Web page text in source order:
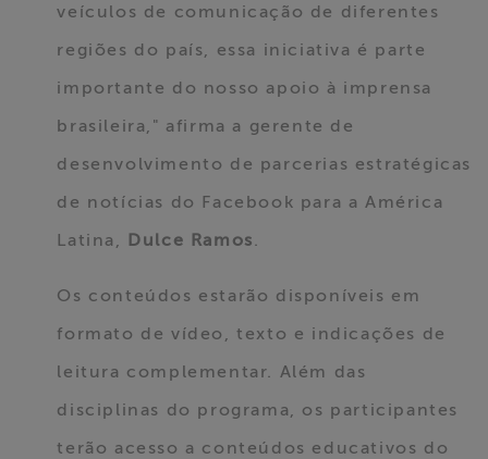
veículos de comunicação de diferentes
regiões do país, essa iniciativa é parte
importante do nosso apoio à imprensa
brasileira," afirma a gerente de
desenvolvimento de parcerias estratégicas
de notícias do Facebook para a América
Latina,
Dulce Ramos.
Os conteúdos estarão disponíveis em
formato de vídeo, texto e indicações de
leitura complementar. Além das
disciplinas do programa, os participantes
terão acesso a conteúdos educativos do